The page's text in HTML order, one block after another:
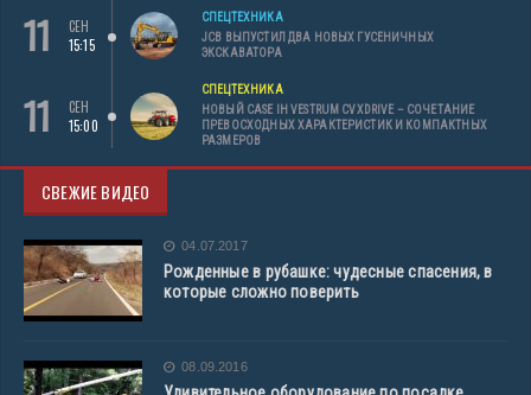
11
СЕН
15:15
СПЕЦТЕХНИКА
JCB ВЫПУСТИЛ ДВА НОВЫХ ГУСЕНИЧНЫХ
ЭКСКАВАТОРА
11
СЕН
15:00
СПЕЦТЕХНИКА
НОВЫЙ CASE IH VESTRUM CVXDRIVE – СОЧЕТАНИЕ
ПРЕВОСХОДНЫХ ХАРАКТЕРИСТИК И КОМПАКТНЫХ
РАЗМЕРОВ
СВЕЖИЕ ВИДЕО
04.07.2017
Рожденные в рубашке: чудесные спасения, в
которые сложно поверить
08.09.2016